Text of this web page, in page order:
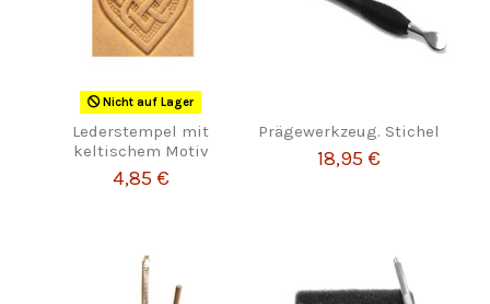
Nicht auf Lager
Lederstempel mit
keltischem Motiv
4,85 €
Prägewerkzeug. Stichel
18,95 €